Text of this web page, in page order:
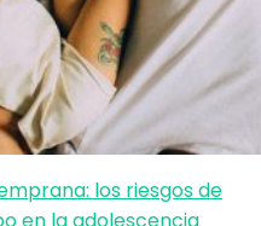
los riesgos de